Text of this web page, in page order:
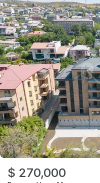
$ 270,000